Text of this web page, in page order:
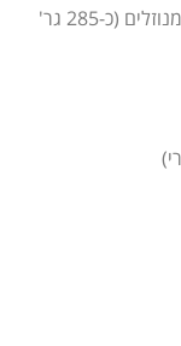
1 קופסת שימורים בינונית תירס מתוק, מסונן מנוזלים (כ-285 גר'